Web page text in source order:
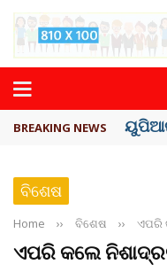
BREAKING NEWS
ବିଶେଷ
Home ›› ବିଶେଷ ›› ଏପରି
ଏପରି କଲେ